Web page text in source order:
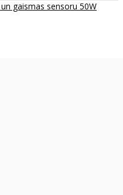
gaismas sensoru 50W